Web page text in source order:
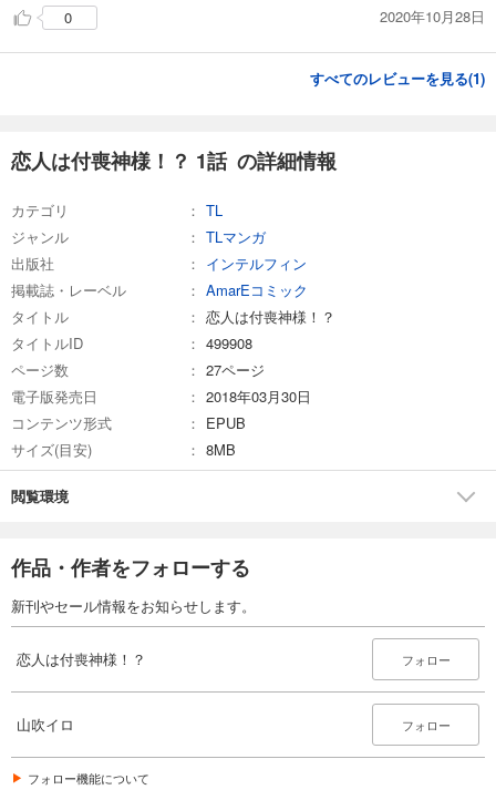
0 2020年10月28日
すべてのレビューを見る(1)
恋人は付喪神様！？ 1話 の詳細情報
カテゴリ
TL
ジャンル
TLマンガ
出版社
インテルフィン
掲載誌・レーベル
AmarEコミック
タイトル
恋人は付喪神様！？
タイトルID
499908
ページ数
27ページ
電子版発売日
2018年03月30日
コンテンツ形式
EPUB
サイズ(目安)
8MB
閲覧環境
作品・作者をフォローする
新刊やセール情報をお知らせします。
恋人は付喪神様！？ フォロー
山吹イロ フォロー
フォロー機能について